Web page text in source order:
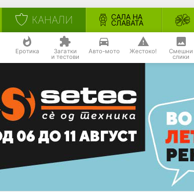
КАНАЛИ САЛА НА
СЛАВАТА
Еротика Загатки
и тестови
Авто-мото Жестоко! Смешни
слики